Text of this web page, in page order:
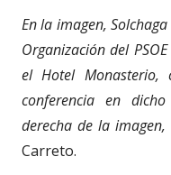
En la imagen,
Organización del
el Hotel
conferencia en
derecha de la
Carreto.